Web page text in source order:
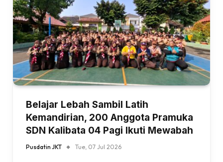
Belajar Lebah Sambil Latih
Kemandirian, 200 Anggota Pramuka
SDN Kalibata 04 Pagi Ikuti Mewabah
Pusdatin JKT Tue, 07 Jul 2026